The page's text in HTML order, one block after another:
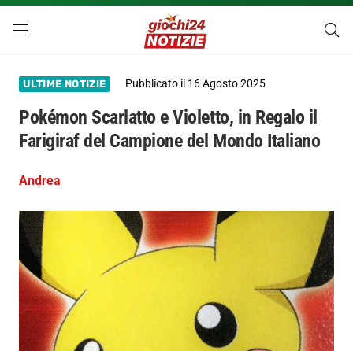
ULTIME NOTIZIE Pubblicato il 16 Agosto 2025
Pokémon Scarlatto e Violetto, in Regalo il
Farigiraf del Campione del Mondo Italiano
Andrea